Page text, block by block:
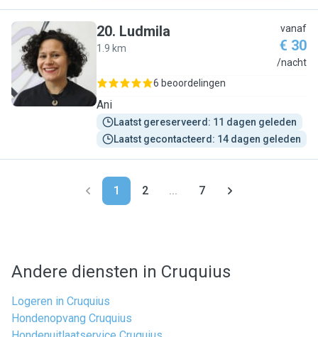
L
20. Ludmila
1.9 km
vanaf
€ 30
/nacht
6 beoordelingen
Ani
Laatst gereserveerd: 11 dagen geleden
Laatst gecontacteerd: 14 dagen geleden
1 2 ... 7
Andere diensten in Cruquius
Logeren in Cruquius
Hondenopvang Cruquius